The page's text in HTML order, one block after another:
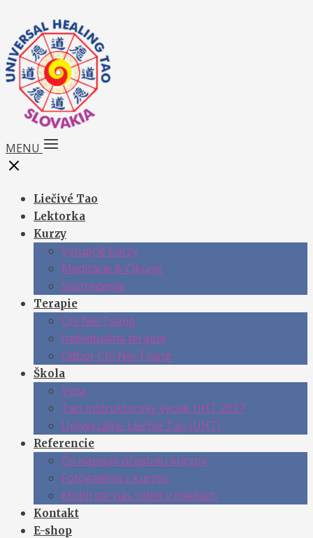
MENU
Liečivé Tao
Lektorka
Kurzy
Vstupné kurzy
Meditácie & Čikung
Sustredenia
Terapie
Chi Nei Tsang
Individuálna terapia
Odbor Chi Nei Tsang
Škola
Vízia
Tao inštruktorský výcvik UHT 2027
Univerzálne Liečivé Tao (UHT)
Referencie
Čo napísali účastníci kurzov
Fotogaléria z kurzov
Mohli ste nás vidieť v médiách
Kontakt
E-shop